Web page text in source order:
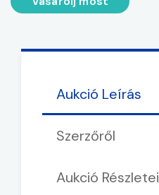
Aukció Leírás
Szerzőről
Aukció Részletei